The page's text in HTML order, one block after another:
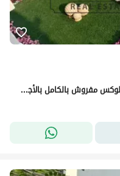
توين هاوس جاهز للاستلام تشطيب سوبر لوكس مفروش بالكامل بالأجهزه والتكييفات وحمام سباحه خاص فى El patio 5